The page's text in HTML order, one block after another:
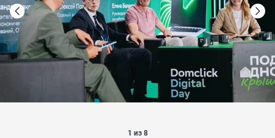
1 из 8